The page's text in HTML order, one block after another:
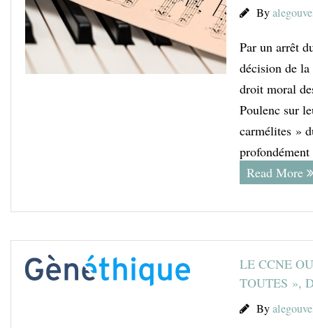
By
Par un arrêt
décision de
droit moral
Poulenc sur
carmélites »
Read More
LE CCNE
TOUTES »,
By